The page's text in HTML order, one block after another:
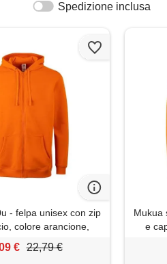
Spedizione inclusa
- felpa unisex con zip
colore arancione,
(arancione), x-
large
€ 22,79 €
Mukua
e